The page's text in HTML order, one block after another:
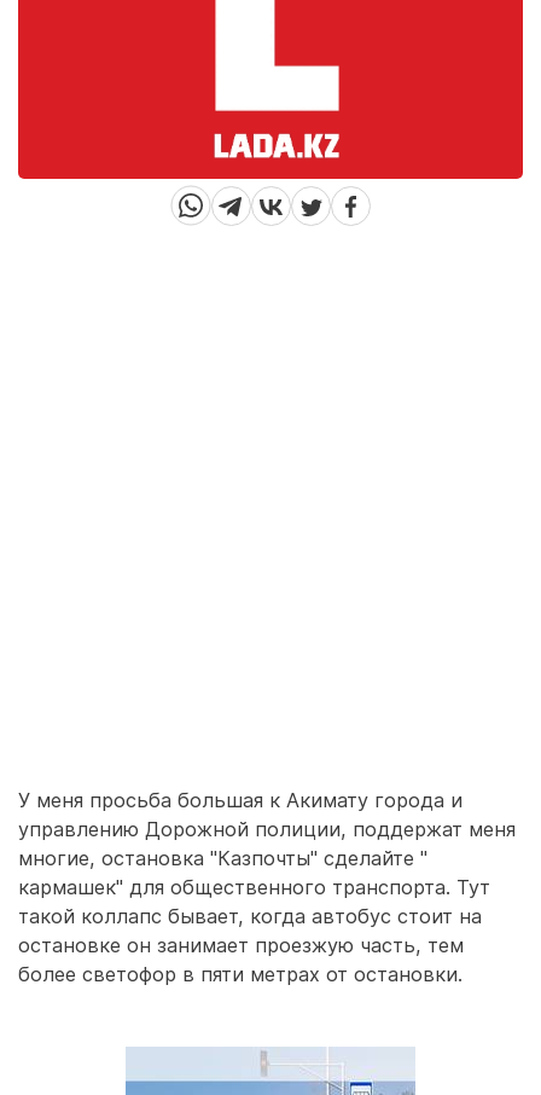
У меня просьба большая к Акимату города и
управлению Дорожной полиции, поддержат меня
многие, остановка "Казпочты" сделайте "
кармашек" для общественного транспорта. Тут
такой коллапс бывает, когда автобус стоит на
остановке он занимает проезжую часть, тем
более светофор в пяти метрах от остановки.